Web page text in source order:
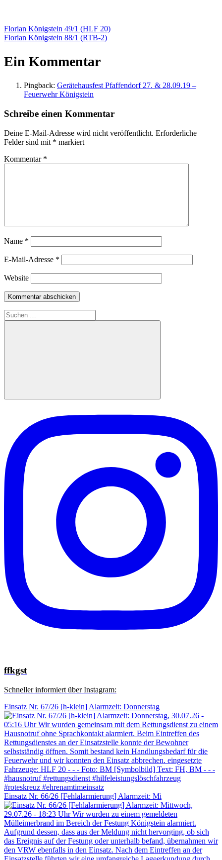
Beitragsnavigation
Vorheriger
Beitrag:
Florian Königstein 49/1 (HLF 20)
Nächster
Florian Königstein 88/1 (RTB-2)
Ein Kommentar
Pingback: Gerätehausfest Pfaffendorf 27. & 28.09.19 –
Feuerwehr Königstein
Schreibe einen Kommentar
Deine E-Mail-Adresse wird nicht veröffentlicht. Erforderliche
Felder sind mit * markiert
Kommentar *
Name *
E-Mail-Adresse *
Website
Suchen
nach:
Suchen
ffkgst
Schneller informiert über Instagram:
Einsatz Nr. 67/26 [h-klein] Alarmzeit: Donnerstag
Einsatz Nr. 66/26 [Fehlalarmierung] Alarmzeit: Mi